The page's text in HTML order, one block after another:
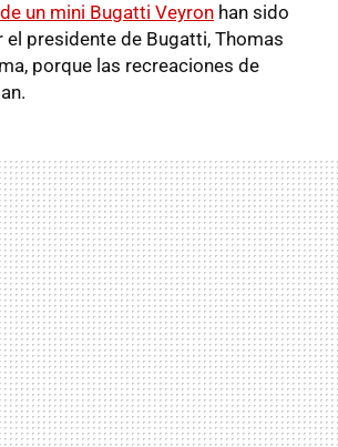
un mini Bugatti Veyron han sido
presidente de Bugatti, Thomas
porque las recreaciones de